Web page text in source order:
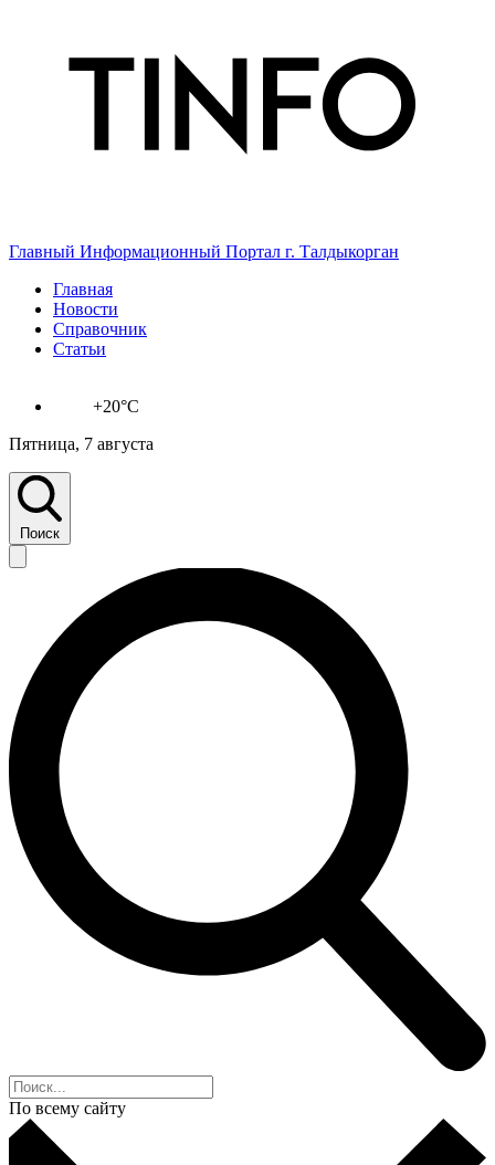
Главный Информационный Портал г. Талдыкорган
Главная
Новости
Справочник
Статьи
+20°C
Пятница, 7 августа
Поиск
По всему сайту